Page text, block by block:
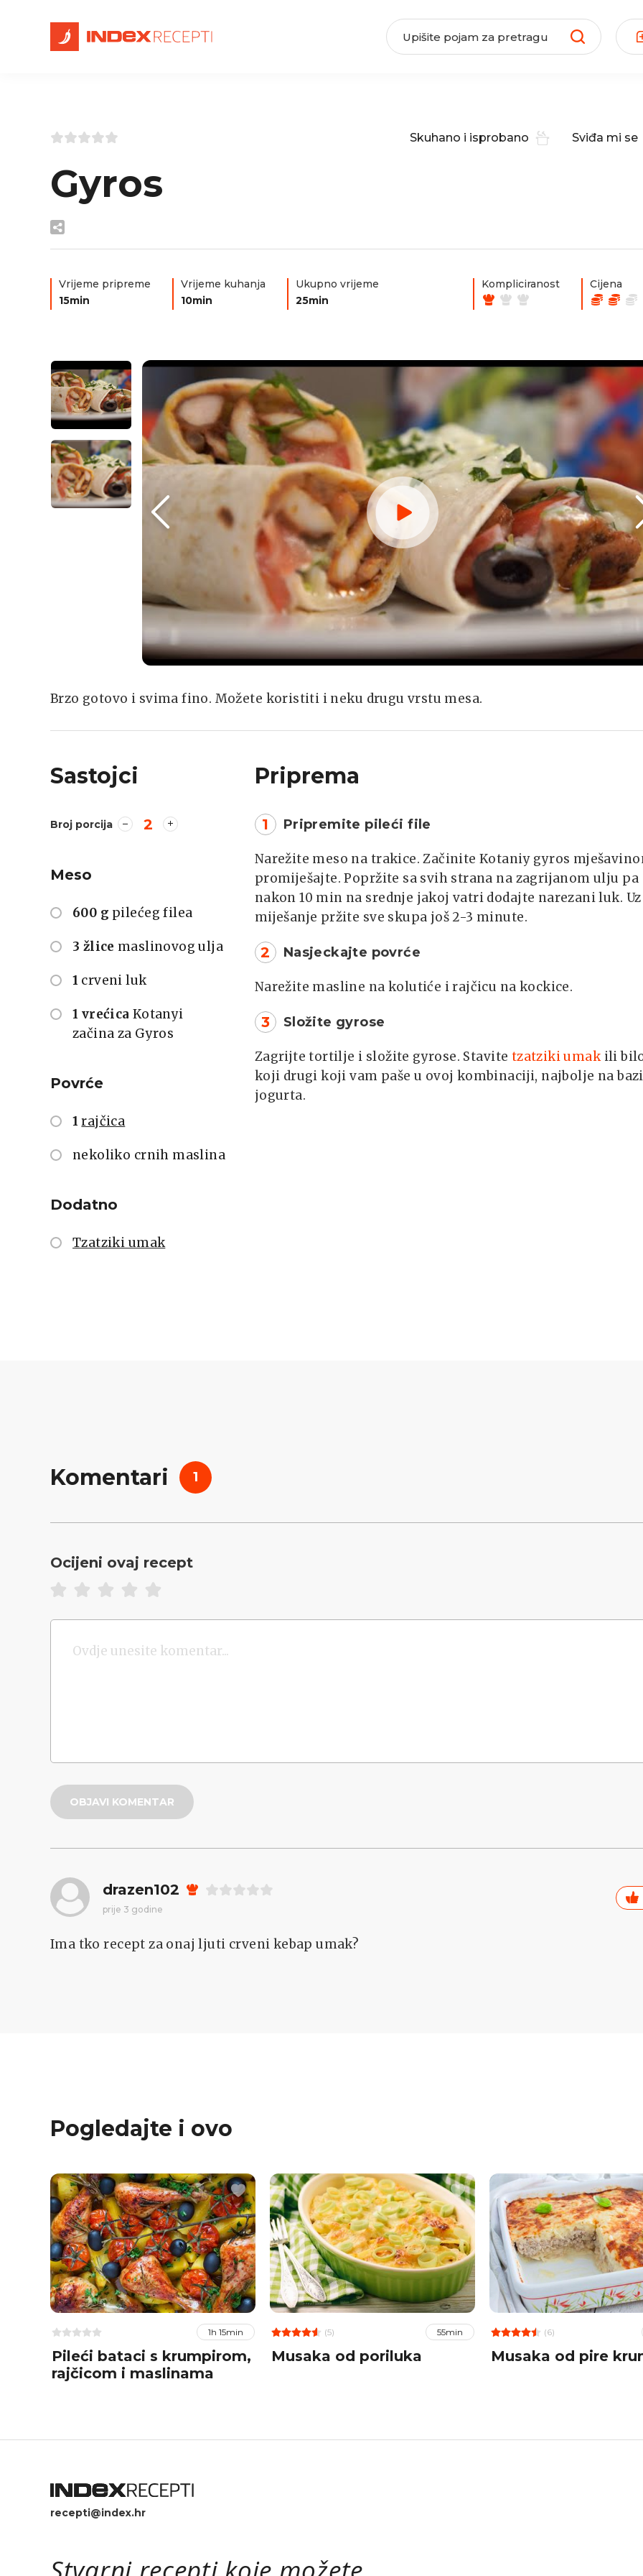
Skuhano i isprobano Sviđa mi se
Gyros
Vrijeme pripreme
15min
Vrijeme kuhanja
10min
Ukupno vrijeme
25min
Kompliciranost Cijena
Brzo gotovo i svima fino. Možete koristiti i neku drugu vrstu mesa.
Sastojci
Broj porcija 2
Meso
600 g pilećeg filea
3 žlice maslinovog ulja
1 crveni luk
1 vrećica Kotanyi
začina za Gyros
Povrće
1 rajčica
nekoliko crnih maslina
Dodatno
Tzatziki umak
Priprema
1 Pripremite pileći file
Narežite meso na trakice. Začinite Kotaniy gyros
promiješajte. Popržite sa svih strana na zagrijanom ulju pa
nakon 10 min na srednje jakoj vatri dodajte narezani luk. Uz
miješanje pržite sve skupa još 2-3 minute.
2 Nasjeckajte povrće
Narežite masline na kolutiće i rajčicu na kockice.
3 Složite gyrose
Zagrijte tortilje i složite gyrose. Stavite tzatziki umakili
koji drugi koji vam paše u ovoj kombinaciji, najbolje na bazi
jogurta.
Komentari 1
Ocijeni ovaj recept
OBJAVI KOMENTAR
drazen102
prije 3 godine
Ima tko recept za onaj ljuti crveni kebap umak?
Pogledajte i ovo
1h 15min
Pileći bataci s krumpirom,
rajčicom i maslinama
(5) 55min
Musaka od poriluka
(6)
Musaka od pire
recepti@index.hr